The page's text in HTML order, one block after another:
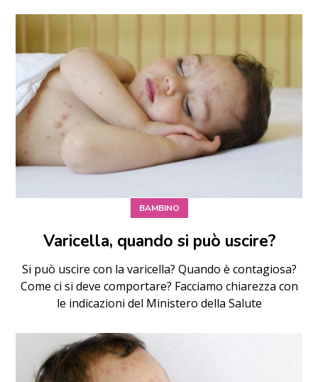
BAMBINO
Varicella, quando si può uscire?
Si può uscire con la varicella? Quando è contagiosa?
Come ci si deve comportare? Facciamo chiarezza con
le indicazioni del Ministero della Salute